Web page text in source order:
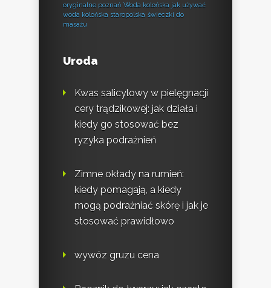
oryginalne poznań Woda kolońska jak używać
woda kolońska staropolska świeczki do
masażu
Uroda
Kwas salicylowy w pielęgnacji
cery trądzikowej: jak działa i
kiedy go stosować bez
ryzyka podrażnień
Zimne okłady na rumień:
kiedy pomagają, a kiedy
mogą podrażniać skórę i jak je
stosować prawidłowo
wywóz gruzu cena